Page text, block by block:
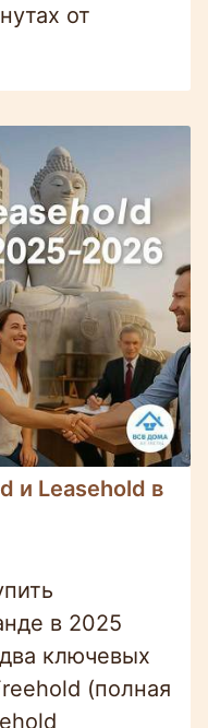
от
и Leasehold в
в 2025
ключевых
(полная